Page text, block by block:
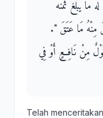
مَا يَبْلُغُ ثَمَنَهُ
مِنْهُ مَا عَتَقَ ‏"‏‏.‏
مِنْ نَافِعٍ أَوْ فِي
Telah